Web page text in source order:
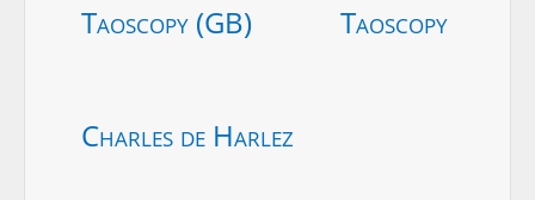
Taoscopy (GB) Taoscopy
Charles de Harlez